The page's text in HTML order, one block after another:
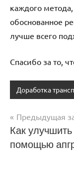
каждого
обоснованное
лучше всего
Спасибо за то,
Доработка
Навигация
по
Предыдущая
Как
помощью